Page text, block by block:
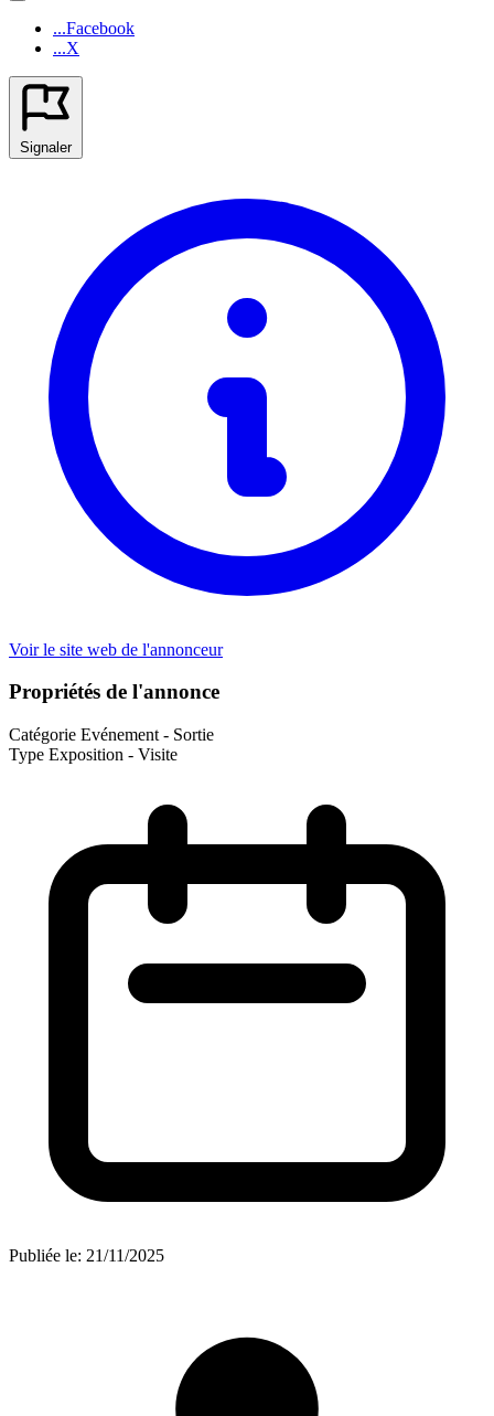
...Facebook
...X
Signaler
Voir le site web de l'annonceur
Propriétés de l'annonce
Catégorie Evénement - Sortie
Type Exposition - Visite
Publiée le: 21/11/2025